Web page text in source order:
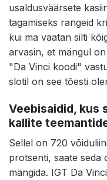
usaldusväärsete
tagamiseks rangeid
kui ma vaatan silti
arvasin, et mängul
"Da Vinci koodi"
slotil on see tõesti
Veebisaidid, kus
kallite
Sellel on 720
protsenti, saate seda
mängida. IGT Da